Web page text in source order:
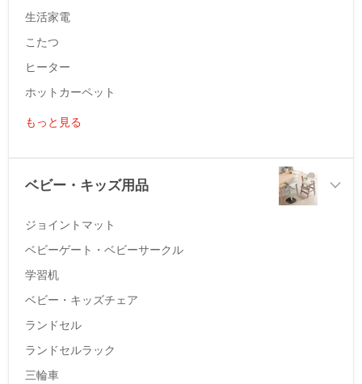
生活家電
こたつ
ヒーター
ホットカーペット
もっと見る
ベビー・キッズ用品
ジョイントマット
ベビーゲート・ベビーサークル
学習机
ベビー・キッズチェア
ランドセル
ランドセルラック
三輪車